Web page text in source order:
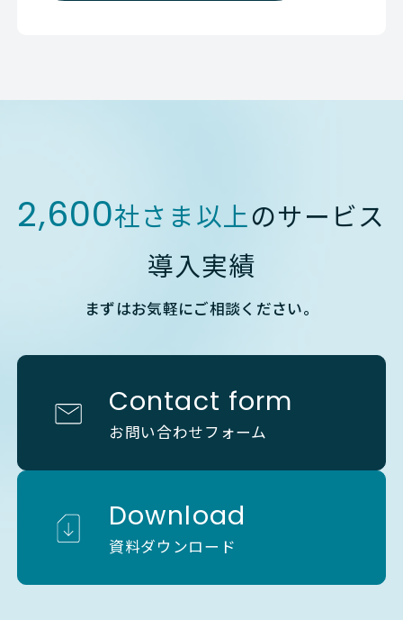
2,600社さま以上のサービス
導入実績
まずはお気軽にご相談ください。
Contact form
お問い合わせフォーム
Download
資料ダウンロード